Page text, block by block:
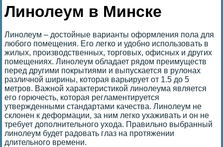
Линолеум в Минске
Линолеум – достойные варианты оформления пола для
любого помещения. Его легко и удобно использовать в
жилых, производственных, торговых, офисных и других
помещениях. Линолеум обладает рядом преимуществ
перед другими покрытиями и выпускается в рулонах
различной ширины, которая варьирует от 1.5 до 5
метров. Важной характеристикой линолеума является
его горючесть, которая регламентируется
утвержденными стандартами качества. Линолеум не
склонен к деформации, за ним легко ухаживать и он не
требует дополнительного ухода. Правильно выбранный
линолеум будет радовать глаз на протяжении
длительного времени.